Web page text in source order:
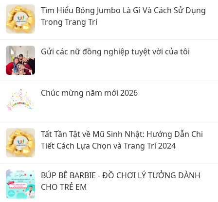
Tìm Hiểu Bóng Jumbo Là Gì Và Cách Sử Dụng
Trong Trang Trí
Gửi các nữ đồng nghiệp tuyệt vời của tôi
Chúc mừng năm mới 2026
Tất Tần Tật về Mũ Sinh Nhật: Hướng Dẫn Chi
Tiết Cách Lựa Chọn và Trang Trí 2024
BÚP BÊ BARBIE - ĐỒ CHƠI LÝ TƯỞNG DÀNH
CHO TRẺ EM